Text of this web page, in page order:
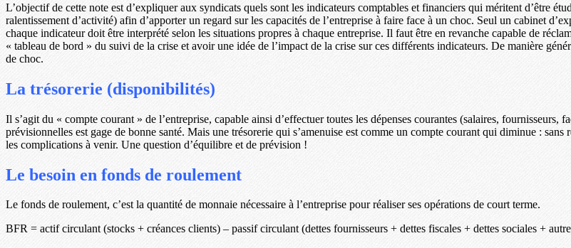
L’objectif de cette note est d’expliquer aux syndicats quels sont les indicateurs comptables et financiers qui méritent d’être
ralentissement d’activité) afin d’apporter un regard sur les capacités de l’entreprise à faire face à un choc. Seul un cabinet
chaque indicateur doit être interprété selon les situations propres à chaque entreprise. Il faut être en revanche capable de
« tableau de bord » du suivi de la crise et avoir une idée de l’impact de la crise sur ces différents indicateurs. De manière
de choc.
La trésorerie (disponibilités)
Il s’agit du « compte courant » de l’entreprise, capable ainsi d’effectuer toutes les dépenses courantes (salaires,
prévisionnelles est gage de bonne santé. Mais une trésorerie qui s’amenuise est comme un compte courant qui diminue :
les complications à venir. Une question d’équilibre et de prévision !
Le besoin en fonds de roulement
Le fonds de roulement, c’est la quantité de monnaie nécessaire à l’entreprise pour réaliser ses opérations de court terme.
BFR = actif circulant (stocks + créances clients) – passif circulant (dettes fournisseurs + dettes fiscales + dettes sociales +